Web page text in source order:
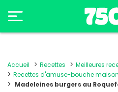
Accueil Recettes
Meilleures
Recettes d'amuse-bouche maison
Madeleines burgers au